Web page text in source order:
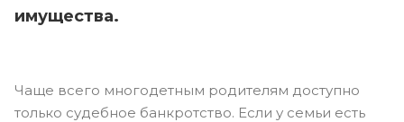
имущества.
Чаще всего многодетным родителям доступно
только судебное банкротство. Если у семьи есть